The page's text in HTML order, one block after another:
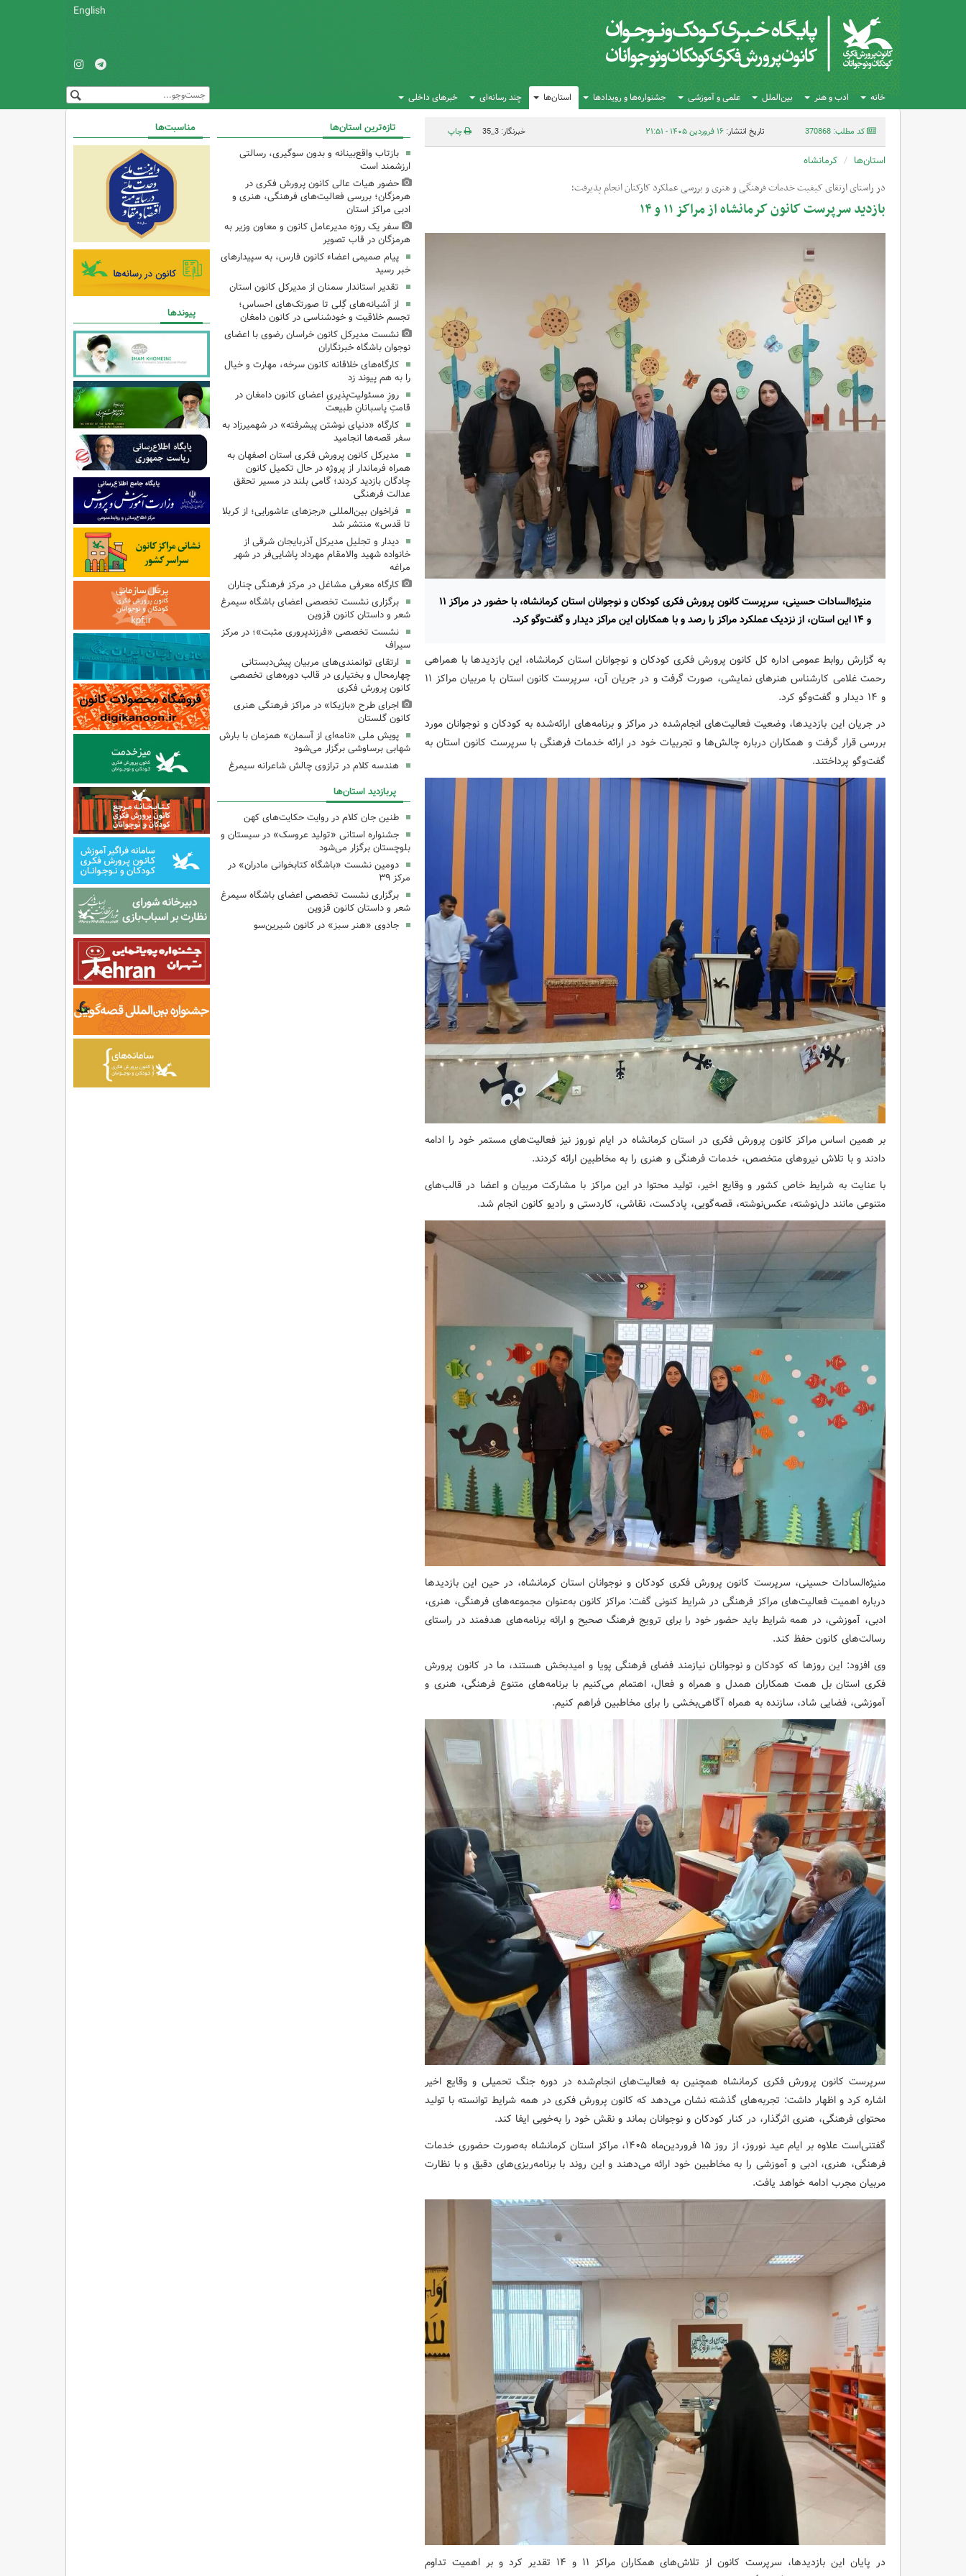
English
خانه ادب و هنر بین‌الملل علمی و آموزشی جشنواره‌ها و رویدادها استان‌ها چند رسانه‌ای خبرهای داخلی
کد مطلب: 370868 تاریخ انتشار:۱۶ فروردین ۱۴۰۵ - ۲۱:۵۱ خبرنگار: 3_35 چاپ
استان‌ها کرمانشاه
در راستای ارتقای کیفیت خدمات فرهنگی و هنری و بررسی عملکرد کارکنان انجام پذیرفت؛
بازدید سرپرست کانون کرمانشاه از مراکز ۱۱ و ۱۴
منیژه‌السادات حسینی، سرپرست کانون پرورش فکری کودکان و نوجوانان استان کرمانشاه، با حضور در مراکز ۱۱
و ۱۴ این استان، از نزدیک عملکرد مراکز را رصد و با همکاران این مراکز دیدار و گفت‌وگو کرد.
به گزارش روابط عمومی اداره کل کانون پرورش فکری کودکان و نوجوانان استان کرمانشاه، این بازدیدها با همراهی
رحمت غلامی کارشناس هنرهای نمایشی، صورت گرفت و در جریان آن، سرپرست کانون استان با مربیان مراکز ۱۱
و ۱۴ دیدار و گفت‌وگو کرد.
در جریان این بازدیدها، وضعیت فعالیت‌های انجام‌شده در مراکز و برنامه‌های ارائه‌شده به کودکان و نوجوانان مورد
بررسی قرار گرفت و همکاران درباره چالش‌ها و تجربیات خود در ارائه خدمات فرهنگی با سرپرست کانون استان به
گفت‌وگو پرداختند.
بر همین اساس مراکز کانون پرورش فکری در استان کرمانشاه در ایام نوروز نیز فعالیت‌های مستمر خود را ادامه
دادند و با تلاش نیروهای متخصص، خدمات فرهنگی و هنری را به مخاطبین ارائه کردند.
با عنایت به شرایط خاص کشور و وقایع اخیر، تولید محتوا در این مراکز با مشارکت مربیان و اعضا در قالب‌های
متنوعی مانند دل‌نوشته، عکس‌نوشته، قصه‌گویی، پادکست، نقاشی، کاردستی و رادیو کانون انجام شد.
منیژه‌السادات حسینی، سرپرست کانون پرورش فکری کودکان و نوجوانان استان کرمانشاه، در حین این بازدیدها
درباره اهمیت فعالیت‌های مراکز فرهنگی در شرایط کنونی گفت: مراکز کانون به‌عنوان مجموعه‌های فرهنگی‌، هنری،
ادبی، آموزشی، در همه شرایط باید حضور خود را برای ترویج فرهنگ صحیح و ارائه برنامه‌های هدفمند در راستای
رسالت‌های کانون حفظ کند.
وی افزود: این روزها که کودکان و نوجوانان نیازمند فضای فرهنگی پویا و امیدبخش هستند، ما در کانون پرورش
فکری استان بل همت همکاران همدل و همراه و فعال، اهتمام می‌کنیم با برنامه‌های متنوع فرهنگی، هنری و
آموزشی، فضایی شاد، سازنده به همراه آگاهی‌بخشی را برای مخاطبین فراهم کنیم.
سرپرست کانون پرورش فکری کرمانشاه همچنین به فعالیت‌های انجام‌شده در دوره جنگ تحمیلی و وقایع اخیر
اشاره کرد و اظهار داشت: تجربه‌های گذشته نشان می‌دهد که کانون پرورش فکری در همه شرایط توانسته با تولید
محتوای فرهنگی، هنری اثرگذار، در کنار کودکان و نوجوانان بماند و نقش خود را به‌خوبی ایفا کند.
گفتنی‌است علاوه بر ایام عید نوروز، از روز ۱۵ فروردین‌ماه ۱۴۰۵، مراکز استان کرمانشاه به‌صورت حضوری خدمات
فرهنگی، هنری، ادبی و آموزشی را به مخاطبین خود ارائه می‌دهند و این روند با برنامه‌ریزی‌های دقیق و با نظارت
مربیان مجرب ادامه خواهد یافت.
در پایان این بازدیدها، سرپرست کانون از تلاش‌های همکاران مراکز ۱۱ و ۱۴ تقدیر کرد و بر اهمیت تداوم
تازه‌ترین استان‌ها
بازتاب واقع‌بینانه و بدون سوگیری، رسالتی
ارزشمند است
حضور هیات عالی کانون پرورش فکری در
هرمزگان؛ بررسی فعالیت‌های فرهنگی، هنری و
ادبی مراکز استان
سفر یک روزه مدیرعامل کانون و معاون وزیر به
هرمزگان در قاب تصویر
پیام صمیمی اعضاء کانون فارس، به سپیدارهای
خبر رسید
تقدیر استاندار سمنان از مدیرکل کانون استان
از آشیانه‌های گِلی تا صورتک‌های احساس؛
تجسم خلاقیت و خودشناسی در کانون دامغان
نشست مدیرکل کانون خراسان رضوی با اعضای
نوجوان باشگاه خبرنگاران
کارگاه‌های خلاقانه کانون سرخه، مهارت و خیال
را به هم پیوند زد
روزِ مسئولیت‌پذیریِ اعضای کانون دامغان در
قامتِ پاسبانانِ طبیعت
کارگاه «دنیای نوشتن پیشرفته» در شهمیرزاد به
سفر قصه‌ها انجامید
مدیرکل کانون پرورش فکری استان اصفهان به
همراه فرماندار از پروژه در حال تکمیل کانون
چادگان بازدید کردند؛ گامی بلند در مسیر تحقق
عدالت فرهنگی
فراخوان بین‌المللی «رجزهای عاشورایی؛ از کربلا
تا قدس» منتشر شد
دیدار و تجلیل مدیرکل آذربایجان شرقی از
خانواده شهید والامقام مهرداد پاشایی‌فر در شهر
مراغه
کارگاه معرفی مشاغل در مرکز فرهنگی چناران
برگزاری نشست تخصصی اعضای باشگاه سیمرغ
شعر و داستان کانون قزوین
نشست تخصصی «فرزندپروری مثبت»؛ در مرکز
سیراف
ارتقای توانمندی‌های مربیان پیش‌دبستانی
چهارمحال و بختیاری در قالب دوره‌های تخصصی
کانون پرورش فکری
اجرای طرح «بازیکا» در مراکز فرهنگی هنری
کانون گلستان
پویش ملی «نامه‌ای از آسمان» همزمان با بارش
شهابی برساوشی برگزار می‌شود
هندسه کلام در ترازوی چالش شاعرانه سیمرغ
پربازدید استان‌ها
طنین جان کلام در روایت حکایت‌های کهن
جشنواره استانی «تولید عروسک» در سیستان و
بلوچستان برگزار می‌شود
دومین نشست «باشگاه کتابخوانی مادران» در
مرکز ۳۹
برگزاری نشست تخصصی اعضای باشگاه سیمرغ
شعر و داستان کانون قزوین
جادوی «هنر سبز» در کانون شیرین‌سو
مناسبت‌ها
پیوندها